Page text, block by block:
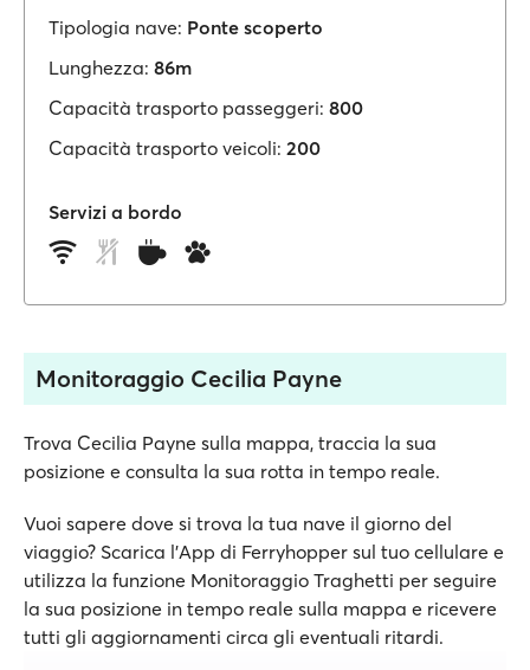
Tipologia nave: Ponte scoperto
Lunghezza: 86m
Capacità trasporto passeggeri: 800
Capacità trasporto veicoli: 200
Servizi a bordo
Monitoraggio Cecilia Payne
Trova Cecilia Payne sulla mappa, traccia la sua
posizione e consulta la sua rotta in tempo reale.
Vuoi sapere dove si trova la tua nave il giorno del
viaggio? Scarica l'App di Ferryhopper sul tuo cellulare e
utilizza la funzione Monitoraggio Traghetti per seguire
la sua posizione in tempo reale sulla mappa e ricevere
tutti gli aggiornamenti circa gli eventuali ritardi.